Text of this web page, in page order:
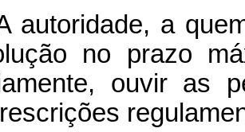
a
no prazo
ouvir as